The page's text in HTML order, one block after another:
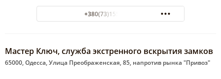
+380(73)155-60-03
Мастер Ключ, служба экстренного вскрытия замков
65000, Одесса, Улица Преображенская, 85, напротив рынка "Привоз"